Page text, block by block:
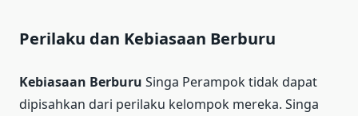
Perilaku dan Kebiasaan Berburu
Kebiasaan Berburu Singa Perampok tidak dapat
dipisahkan dari perilaku kelompok mereka. Singa